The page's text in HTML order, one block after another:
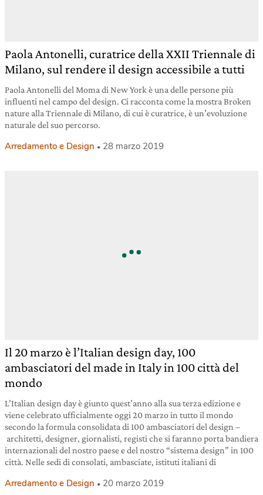
Paola Antonelli, curatrice della XXII Triennale di
Milano, sul rendere il design accessibile a tutti
Paola Antonelli del Moma di New York è una delle persone più
influenti nel campo del design. Ci racconta come la mostra Broken
nature alla Triennale di Milano, di cui è curatrice, è un’evoluzione
naturale del suo percorso.
Arredamento e Design 28 marzo 2019
Il 20 marzo è l’Italian design day, 100
ambasciatori del made in Italy in 100 città del
mondo
L’Italian design day è giunto quest’anno alla sua terza edizione e
viene celebrato ufficialmente oggi 20 marzo in tutto il mondo
secondo la formula consolidata di 100 ambasciatori del design –
architetti, designer, giornalisti, registi che si faranno porta bandiera
internazionali del nostro paese e del nostro “sistema design” in 100
città. Nelle sedi di consolati, ambasciate, istituti italiani di
Arredamento e Design 20 marzo 2019